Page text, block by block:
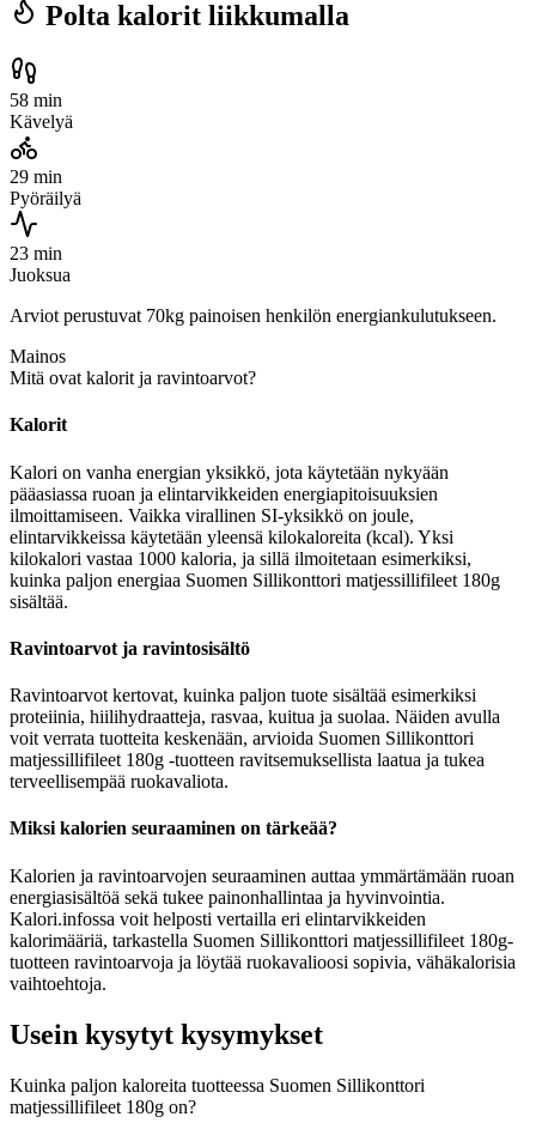
Polta kalorit liikkumalla
58 min
Kävelyä
29 min
Pyöräilyä
23 min
Juoksua
Arviot perustuvat 70kg painoisen henkilön energiankulutukseen.
Mainos
Mitä ovat kalorit ja ravintoarvot?
Kalorit
Kalori on vanha energian yksikkö, jota käytetään nykyään
pääasiassa ruoan ja elintarvikkeiden energiapitoisuuksien
ilmoittamiseen. Vaikka virallinen SI-yksikkö on joule,
elintarvikkeissa käytetään yleensä kilokaloreita (kcal). Yksi
kilokalori vastaa 1000 kaloria, ja sillä ilmoitetaan esimerkiksi,
kuinka paljon energiaa Suomen Sillikonttori matjessillifileet 180g
sisältää.
Ravintoarvot ja ravintosisältö
Ravintoarvot kertovat, kuinka paljon tuote sisältää esimerkiksi
proteiinia, hiilihydraatteja, rasvaa, kuitua ja suolaa. Näiden avulla
voit verrata tuotteita keskenään, arvioida Suomen Sillikonttori
matjessillifileet 180g -tuotteen ravitsemuksellista laatua ja tukea
terveellisempää ruokavaliota.
Miksi kalorien seuraaminen on tärkeää?
Kalorien ja ravintoarvojen seuraaminen auttaa ymmärtämään ruoan
energiasisältöä sekä tukee painonhallintaa ja hyvinvointia.
Kalori.infossa voit helposti vertailla eri elintarvikkeiden
kalorimääriä, tarkastella Suomen Sillikonttori matjessillifileet 180g-
tuotteen ravintoarvoja ja löytää ruokavalioosi sopivia, vähäkalorisia
vaihtoehtoja.
Usein kysytyt kysymykset
Kuinka paljon kaloreita tuotteessa Suomen Sillikonttori
matjessillifileet 180g on?